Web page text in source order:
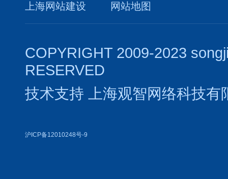
上海网站建设 网站地图
COPYRIGHT 2009-2023
RESERVED
技术支持
上海观智网络科技有
沪ICP备12010248号-9